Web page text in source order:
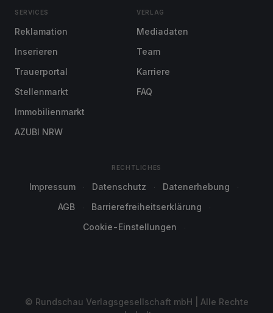
SERVICES
Reklamation
Inserieren
Trauerportal
Stellenmarkt
Immobilienmarkt
AZUBI NRW
VERLAG
Mediadaten
Team
Karriere
FAQ
RECHTLICHES
Impressum Datenschutz
Datenerhebung
AGB
Barrierefreiheitserklärung
Cookie-Einstellungen
© Rundschau Verlagsgesellschaft mbH | Alle Rechte